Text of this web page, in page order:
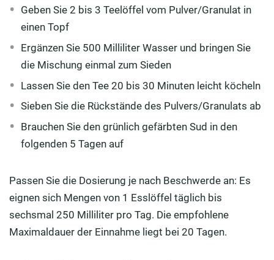
Geben Sie 2 bis 3 Teelöffel vom Pulver/Granulat in
einen Topf
Ergänzen Sie 500 Milliliter Wasser und bringen Sie
die Mischung einmal zum Sieden
Lassen Sie den Tee 20 bis 30 Minuten leicht köcheln
Sieben Sie die Rückstände des Pulvers/Granulats ab
Brauchen Sie den grünlich gefärbten Sud in den
folgenden 5 Tagen auf
Passen Sie die Dosierung je nach Beschwerde an: Es
eignen sich Mengen von 1 Esslöffel täglich bis
sechsmal 250 Milliliter pro Tag. Die empfohlene
Maximaldauer der Einnahme liegt bei 20 Tagen.